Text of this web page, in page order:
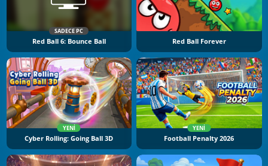
SADECE PC
Red Ball 6: Bounce Ball Red Ball Forever
YENI
Cyber Rolling: Going Ball 3D
YENI
Football Penalty 2026